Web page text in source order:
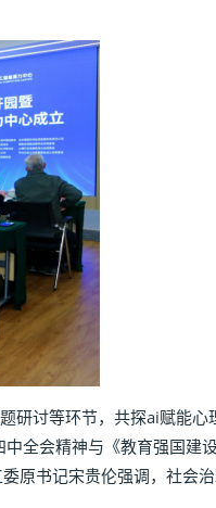
讨等环节，共探ai赋能心
全会精神与《教育强国建
书记宋贵伦强调，社会治